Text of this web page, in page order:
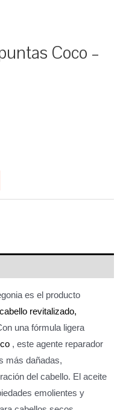
Coco –
es el producto
cabello revitalizado,
una fórmula ligera
, este agente reparador
más dañadas,
del cabello. El aceite
emolientes y